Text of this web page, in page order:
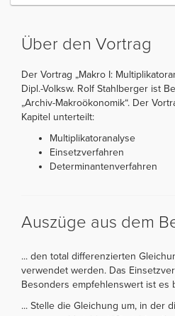
Über den Vortrag
Der Vortrag „Makro I:
Dipl.-Volksw. Rolf Stahlberger ist
„Archiv-Makroökonomik“. Der
Kapitel unterteilt:
Multiplikatoranalyse
Einsetzverfahren
Determinantenverfahren
Auszüge aus dem
... den total differenzierten
verwendet werden. Das
Besonders empfehlenswert ist es
... Stelle die Gleichung um, in der